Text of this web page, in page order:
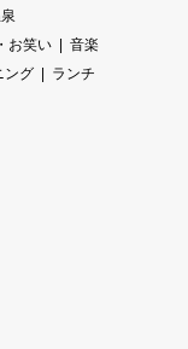
お笑い
音楽
ング
ランチ